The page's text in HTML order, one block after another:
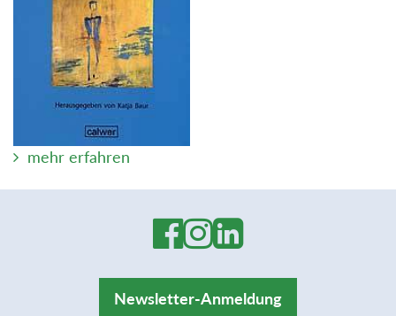
mehr erfahren
Newsletter-Anmeldung